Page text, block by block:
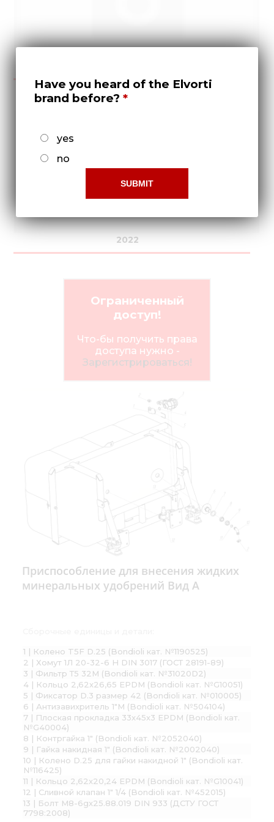
2022
Ограниченный
доступ!
Что-бы получить права
доступа нужно -
Зарегистрироваться!
Приспособление для внесения жидких
минеральных удобрений Вид А
1 | Колено T5F D.25 (Bondioli кат. №1190525)
2 | Хомут 1Л 20-32-6 Н DIN 3017 (ГОСТ 28191-89)
3 | Фильтр Т5 32М (Bondioli кат. №31020D2)
4 | Кольцо 2,62х26,65 EPDM (Bondioli кат. №G10051)
5 | Фиксатор D.3 размер 42 (Bondioli кат. №010005)
6 | Антизавихритель 1"М (Bondioli кат. №504104)
7 | Плоская прокладка 33х45х3 EPDM (Bondioli кат.
№G40004)
8 | Контргайка 1" (Bondioli кат. №2052040)
9 | Гайка накидная 1" (Bondioli кат. №2002040)
10 | Колено D.25 для гайки накидной 1" (Bondioli кат.
№116425)
11 | Кольцо 2,62х20,24 EPDM (Bondioli кат. №G10041)
12 | Сливной клапан 1" 1/4 (Bondioli кат. №452015)
13 | Болт М8-6gх25.88.019 DIN 933 (ДСТУ ГОСТ
7798:2008)
Have you heard of the Elvorti
brand before?
yes
no